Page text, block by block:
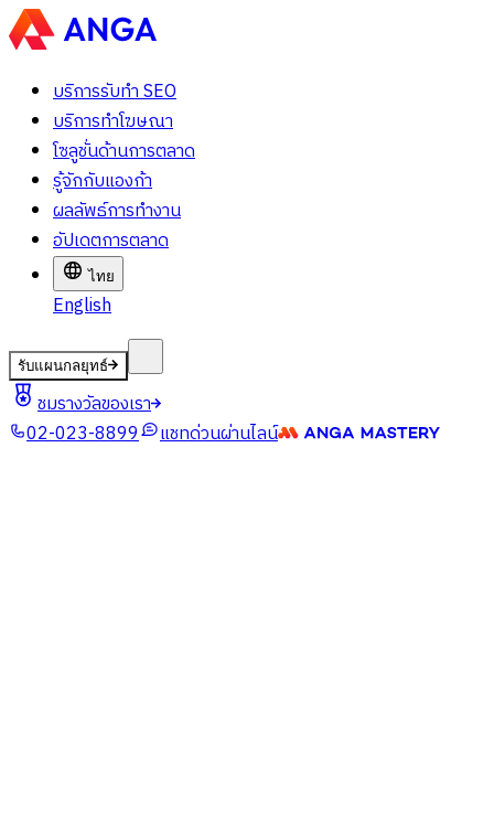
บริการรับทำ SEO
บริการทำโฆษณา
โซลูชั่นด้านการตลาด
รู้จักกับแองก้า
ผลลัพธ์การทำงาน
อัปเดตการตลาด
ไทย
English
รับแผนกลยุทธ์
ชมรางวัลของเรา
02-023-8899
แชทด่วนผ่านไลน์